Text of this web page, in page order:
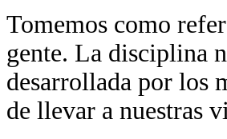
Tomemos como
gente. La disciplina
desarrollada por los
de llevar a nuestras